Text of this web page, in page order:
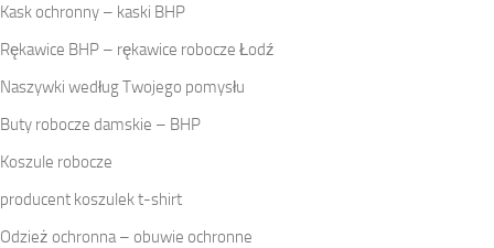
Kask ochronny – kaski BHP
Rękawice BHP – rękawice robocze Łodź
Naszywki według Twojego pomysłu
Buty robocze damskie – BHP
Koszule robocze
producent koszulek t-shirt
Odzież ochronna – obuwie ochronne